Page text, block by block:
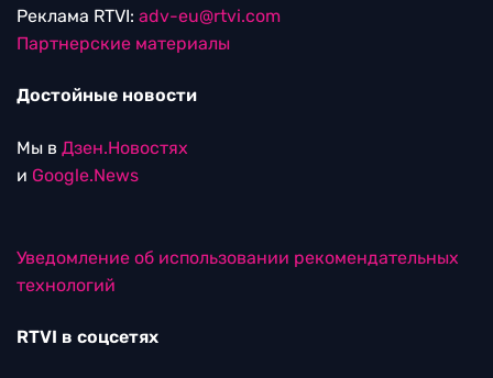
Реклама RTVI: adv-eu@rtvi.com
Партнерские материалы
Достойные новости
Мы в Дзен.Новостях
и Google.News
Уведомление об использовании рекомендательных
технологий
RTVI в соцсетях